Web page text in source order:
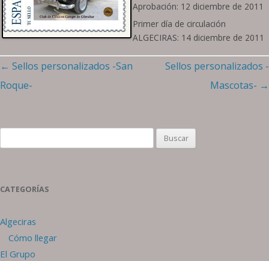
Aprobación: 12 diciembre de 2011
Primer día de circulación
ALGECIRAS: 14 diciembre de 2011
Navegación
de
← Sellos personalizados -San
Roque-
Sellos personalizados -
Mascotas- →
CATEGORÍAS
Algeciras
Cómo llegar
El Grupo